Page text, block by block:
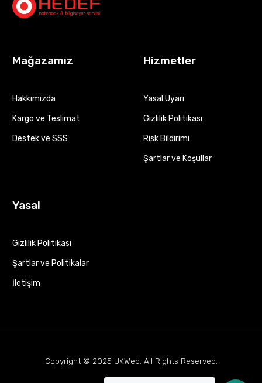
Mağazamız
Hakkımızda
Kargo ve Teslimat
Destek ve SSS
Hizmetler
Yasal Uyarı
Gizlilik Politikası
Risk Bildirimi
Şartlar ve Koşullar
Yasal
Gizlilik Politikası
Şartlar ve Politikalar
İletişim
Copyright © 2025 UKWeb . All Rights Reserved.